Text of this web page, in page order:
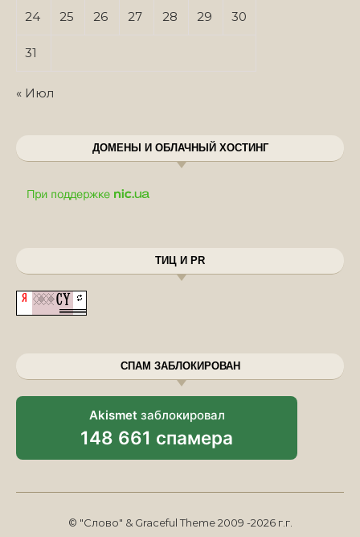
24 25 26 27 28 29 30
31
« Июл
ДОМЕНЫ И ОБЛАЧНЫЙ ХОСТИНГ
ТИЦ И PR
СПАМ ЗАБЛОКИРОВАН
Akismet заблокировал
148 661 спамера
© "Слово" & Graceful Theme 2009 -2026 г.г.